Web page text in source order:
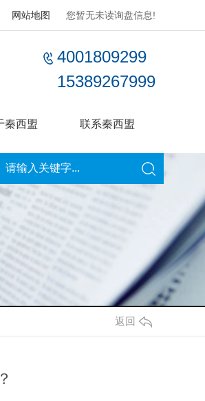
您暂无未读询盘信息!
网站地图
4001809299
15389267999
秦西盟 联系秦西盟
返回